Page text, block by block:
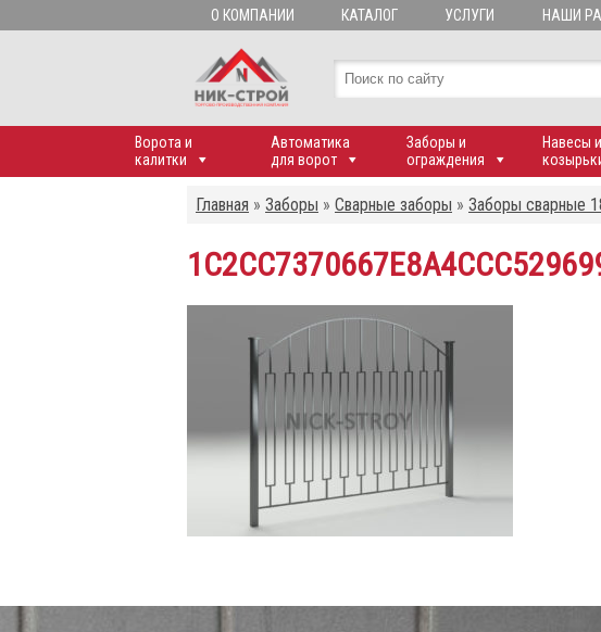
О КОМПАНИИ КАТАЛОГ УСЛУГИ НАШИ
Ворота и
калитки
Автоматика
для ворот
Заборы и
ограждения
Навесы и
Главная » Заборы » Сварные заборы » Заборы сварные